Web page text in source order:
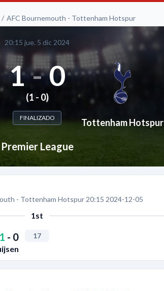
AFC Bournemouth - Tottenham Hotspur
20:15 jue. 5 dic 2024
1 - 0
(1 - 0)
FINALIZADO Tottenham Hotspur
Premier League
- Tottenham Hotspur 20:15 2024-12-05
1st
1 - 0 17